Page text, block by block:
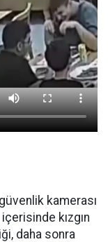
kamerası
kızgın
daha sonra